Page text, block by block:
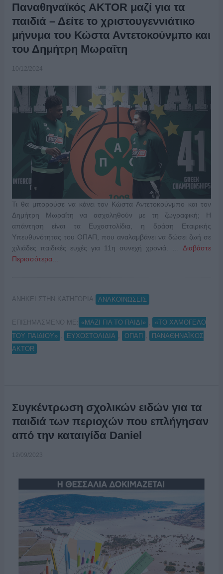
Παναθηναϊκός AKTOR μαζί για τα
παιδιά – Δείτε το χριστουγεννιάτικο
μήνυμα του Κώστα Αντετοκούνμπο και
του Δημήτρη Μωραΐτη
10/12/2024
Τι θα μπορούσε να κάνει τον Κώστα Αντετοκούνμπο και τον
Δημήτρη Μωραΐτη να ασχοληθούν με τη ζωγραφική; Η
απάντηση είναι τα Ευχοστολίδια, η δράση Εταιρικής
Υπευθυνότητας του ΟΠΑΠ, που αναλαμβάνει να δώσει ζωή σε
χιλιάδες παιδικές ευχές για 11η συνεχή χρονιά. …Διαβάστε
Περισσότερα...
ΑΝΗΚΕΙ ΣΤΗΝ ΚΑΤΗΓΟΡΙΑ: ΑΝΑΚΟΙΝΩΣΕΙΣ
ΕΠΙΣΗΜΑΣΜΕΝΟ ΜΕ: «ΜΑΖΙ ΓΙΑ ΤΟ ΠΑΙΔΙ»
«ΤΟ ΧΑΜΟΓΕΛΟ
ΤΟΥ ΠΑΙΔΙΟΥ»
ΕΥΧΟΣΤΟΛΙΔΙΑ ΟΠΑΠ
ΠΑΝΑΘΗΝΑΪΚΟΣ
AKTOR
Συγκέντρωση σχολικών ειδών για τα
παιδιά των περιοχών που επλήγησαν
από την καταιγίδα Daniel
12/09/2023